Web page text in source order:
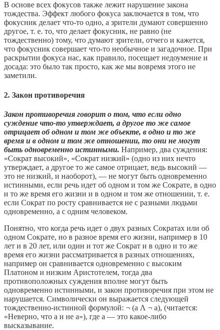
В основе всех фокусов также лежит нарушение закона
тождества. Эффект любого фокуса заключается в том, что
фокусник делает что-то одно, а зрители думают совершенно
другое, т. е. то, что делает фокусник, не равно (не
тождественно) тому, что думают зрители, отчего и кажется,
что фокусник совершает что-то необычное и загадочное. При
раскрытии фокуса нас, как правило, посещает недоумение и
досада: это было так просто, как же мы вовремя этого не
заметили.
2. Закон противоречия
Закон противоречия говорит о том, что если одно
суждение что-то утверждает, а другое то же самое
отрицает об одном и том же объекте, в одно и то же
время и в одном и том же отношении, то они не могут
быть одновременно истинными. Например, два суждения:
«Сократ высокий», «Сократ низкий» (одно из них нечто
утверждает, а другое то же самое отрицает, ведь высокий —
это не низкий, и наоборот), — не могут быть одновременно
истинными, если речь идет об одном и том же Сократе, в одно
и то же время его жизни и в одном и том же отношении, т. е.
если Сократ по росту сравнивается не с разными людьми
одновременно, а с одним человеком.
Понятно, что когда речь идет о двух разных Сократах или об
одном Сократе, но в разное время его жизни, например в 10
лет и в 20 лет, или один и тот же Сократ и в одно и то же
время его жизни рассматривается в разных отношениях,
например он сравнивается одновременно с высоким
Платоном и низким Аристотелем, тогда два
противоположных суждения вполне могут быть
одновременно истинными, и закон противоречия при этом не
нарушается. Символически он выражается следующей
тождественно-истинной формулой: ¬ (а Λ ¬ а), (читается:
«Неверно, что а и не а»), где а — это какое-либо
высказывание.